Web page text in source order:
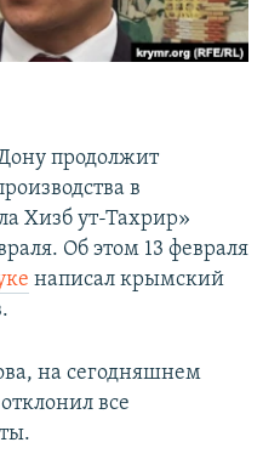
продолжит
в
Хизб ут-Тахрир»
Об этом 13 февраля
написал крымский
на сегодняшнем
все